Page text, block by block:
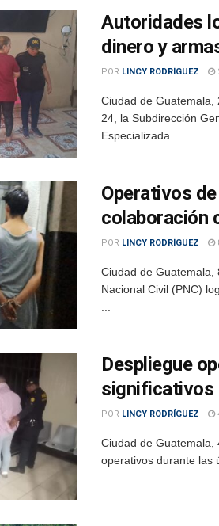
Autoridades
dinero y
POR LINCY RODRÍGUEZ
Ciudad de Guatemala,
24, la Subdirección
Especializada ...
Operativos
colaboración
POR LINCY RODRÍGUEZ
Ciudad de Guatemala,
Nacional Civil (PNC)
...
Despliegue
significativos
POR LINCY RODRÍGUEZ
Ciudad de
operativos durante las